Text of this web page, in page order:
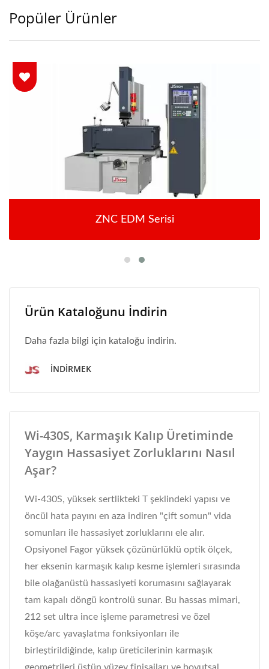
Popüler Ürünler
ZNC EDM Serisi
Ürün Kataloğunu İndirin
Daha fazla bilgi için kataloğu indirin.
İNDIRMEK
Wi-430S, Karmaşık Kalıp Üretiminde
Yaygın Hassasiyet Zorluklarını Nasıl
Aşar?
Wi-430S, yüksek sertlikteki T şeklindeki yapısı ve
öncül hata payını en aza indiren "çift somun" vida
somunları ile hassasiyet zorluklarını ele alır.
Opsiyonel Fagor yüksek çözünürlüklü optik ölçek,
her eksenin karmaşık kalıp kesme işlemleri sırasında
bile olağanüstü hassasiyeti korumasını sağlayarak
tam kapalı döngü kontrolü sunar. Bu hassas mimari,
212 set ultra ince işleme parametresi ve özel
köşe/arc yavaşlatma fonksiyonları ile
birleştirildiğinde, kalıp üreticilerinin karmaşık